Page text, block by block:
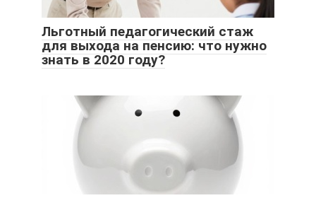
Льготный педагогический стаж
для выхода на пенсию: что нужно
знать в 2020 году?